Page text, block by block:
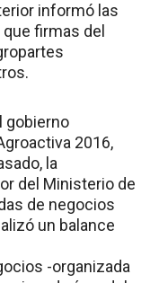
informó las
firmas del
gobierno
2016,
la
del Ministerio de
de negocios
un balance
-organizada